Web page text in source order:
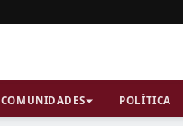
COMUNIDADES POLÍTICA